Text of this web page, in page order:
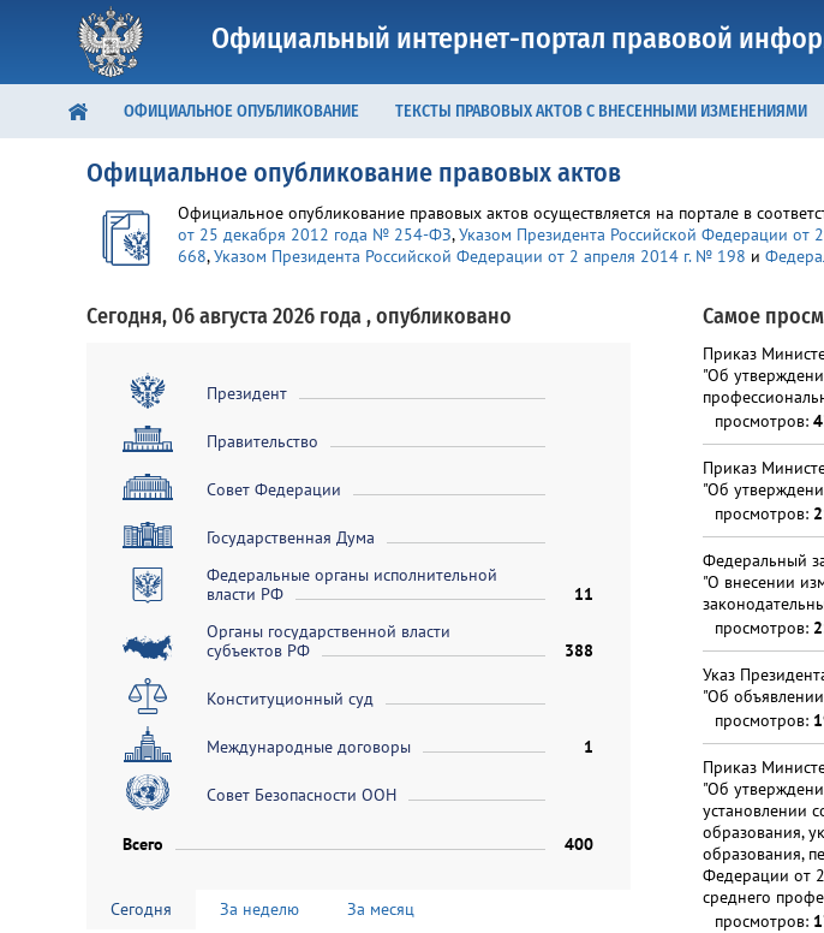
Официальный интернет-портал правовой
ОФИЦИАЛЬНОЕ ОПУБЛИКОВАНИЕ ТЕКСТЫ ПРАВОВЫХ АКТОВ С ВНЕСЕННЫМИ ИЗМЕНЕНИЯМИ
Официальное опубликование правовых актов
Официальное опубликование правовых актов осуществляется на портале в
от 25 декабря 2012 года № 254-ФЗ,Указом Президента Российской Федерации от
668,Указом Президента Российской Федерации от 2 апреля 2014 г. № 198 и
Сегодня, 06 августа 2026 года , опубликовано
Президент
Правительство
Совет Федерации
Государственная Дума
Федеральные органы исполнительной
власти РФ
11
Органы государственной власти
субъектов РФ
388
Конституционный суд
Международные договоры 1
Совет Безопасности ООН
Всего 400
Сегодня За неделю За месяц
Самое
Приказ
"Об
просмотров:
Приказ
"Об
просмотров:
Федеральный
"О внесении
просмотров:
Указ
"Об
просмотров:
Приказ
"Об
установлении
образования,
образования,
Федерации от
среднего
просмотров: